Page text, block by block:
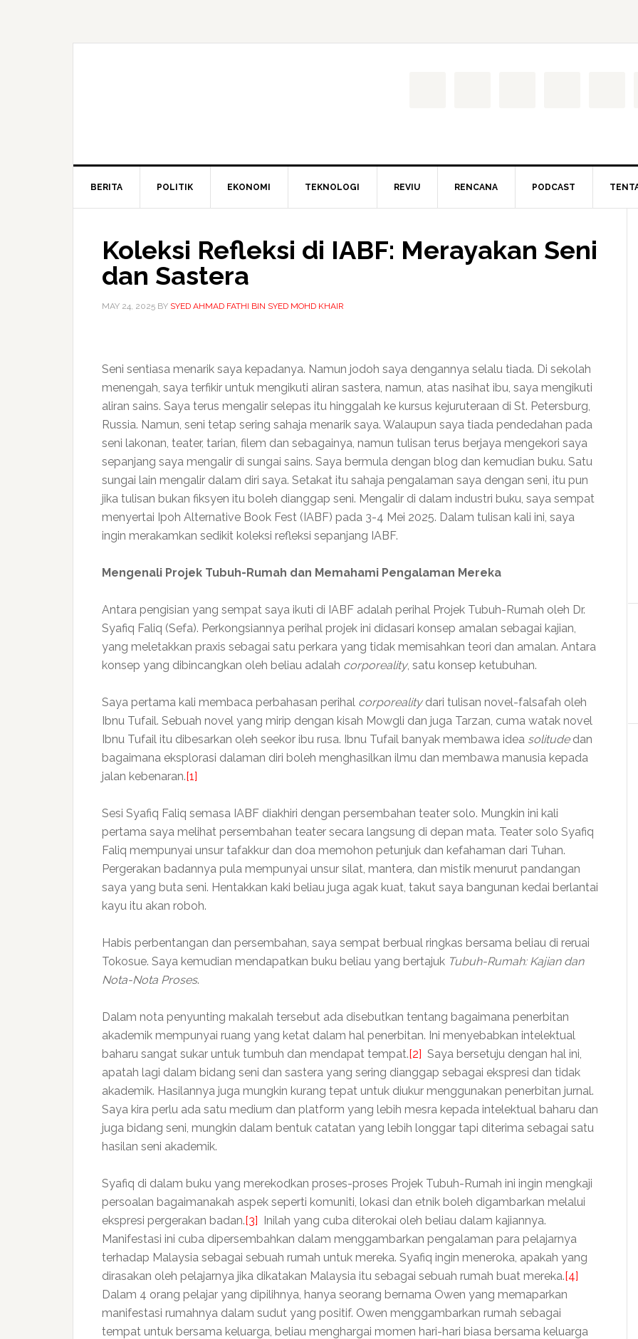
BERITA POLITIK EKONOMI TEKNOLOGI REVIU RENCANA PODCAST
Koleksi Refleksi di IABF: Merayakan Seni
dan Sastera
MAY 24, 2025 BY SYED AHMAD FATHI BIN SYED MOHD KHAIR
Seni sentiasa menarik saya kepadanya. Namun jodoh saya dengannya selalu tiada. Di sekolah
menengah, saya terfikir untuk mengikuti aliran sastera, namun, atas nasihat ibu, saya mengikuti
aliran sains. Saya terus mengalir selepas itu hinggalah ke kursus kejuruteraan di St. Petersburg,
Russia. Namun, seni tetap sering sahaja menarik saya. Walaupun saya tiada pendedahan pada
seni lakonan, teater, tarian, filem dan sebagainya, namun tulisan terus berjaya mengekori saya
sepanjang saya mengalir di sungai sains. Saya bermula dengan blog dan kemudian buku. Satu
sungai lain mengalir dalam diri saya. Setakat itu sahaja pengalaman saya dengan seni, itu pun
jika tulisan bukan fiksyen itu boleh dianggap seni. Mengalir di dalam industri buku, saya sempat
menyertai Ipoh Alternative Book Fest (IABF) pada 3-4 Mei 2025. Dalam tulisan kali ini, saya
ingin merakamkan sedikit koleksi refleksi sepanjang IABF.
Mengenali Projek Tubuh-Rumah dan Memahami Pengalaman Mereka
Antara pengisian yang sempat saya ikuti di IABF adalah perihal Projek Tubuh-Rumah oleh Dr.
Syafiq Faliq (Sefa). Perkongsiannya perihal projek ini didasari konsep amalan sebagai kajian,
yang meletakkan praxis sebagai satu perkara yang tidak memisahkan teori dan amalan. Antara
konsep yang dibincangkan oleh beliau adalah corporeality, satu konsep ketubuhan.
Saya pertama kali membaca perbahasan perihal corporealitydari tulisan novel-falsafah oleh
Ibnu Tufail. Sebuah novel yang mirip dengan kisah Mowgli dan juga Tarzan, cuma watak novel
Ibnu Tufail itu dibesarkan oleh seekor ibu rusa. Ibnu Tufail banyak membawa idea solitudedan
bagaimana eksplorasi dalaman diri boleh menghasilkan ilmu dan membawa manusia kepada
jalan kebenaran.[1]
Sesi Syafiq Faliq semasa IABF diakhiri dengan persembahan teater solo. Mungkin ini kali
pertama saya melihat persembahan teater secara langsung di depan mata. Teater solo Syafiq
Faliq mempunyai unsur tafakkur dan doa memohon petunjuk dan kefahaman dari Tuhan.
Pergerakan badannya pula mempunyai unsur silat, mantera, dan mistik menurut pandangan
saya yang buta seni. Hentakkan kaki beliau juga agak kuat, takut saya bangunan kedai berlantai
kayu itu akan roboh.
Habis perbentangan dan persembahan, saya sempat berbual ringkas bersama beliau di reruai
Tokosue. Saya kemudian mendapatkan buku beliau yang bertajuk Tubuh-Rumah: Kajian dan
Nota-Nota Proses.
Dalam nota penyunting makalah tersebut ada disebutkan tentang bagaimana penerbitan
akademik mempunyai ruang yang ketat dalam hal penerbitan. Ini menyebabkan intelektual
baharu sangat sukar untuk tumbuh dan mendapat tempat.[2] Saya bersetuju dengan hal ini,
apatah lagi dalam bidang seni dan sastera yang sering dianggap sebagai ekspresi dan tidak
akademik. Hasilannya juga mungkin kurang tepat untuk diukur menggunakan penerbitan jurnal.
Saya kira perlu ada satu medium dan platform yang lebih mesra kepada intelektual baharu dan
juga bidang seni, mungkin dalam bentuk catatan yang lebih longgar tapi diterima sebagai satu
hasilan seni akademik.
Syafiq di dalam buku yang merekodkan proses-proses Projek Tubuh-Rumah ini ingin mengkaji
persoalan bagaimanakah aspek seperti komuniti, lokasi dan etnik boleh digambarkan melalui
ekspresi pergerakan badan.[3] Inilah yang cuba diterokai oleh beliau dalam kajiannya.
Manifestasi ini cuba dipersembahkan dalam menggambarkan pengalaman para pelajarnya
terhadap Malaysia sebagai sebuah rumah untuk mereka. Syafiq ingin meneroka, apakah yang
dirasakan oleh pelajarnya jika dikatakan Malaysia itu sebagai sebuah rumah buat mereka.[4]
Dalam 4 orang pelajar yang dipilihnya, hanya seorang bernama Owen yang memaparkan
manifestasi rumahnya dalam sudut yang positif. Owen menggambarkan rumah sebagai
tempat untuk bersama keluarga, beliau menghargai momen hari-hari biasa bersama keluarga